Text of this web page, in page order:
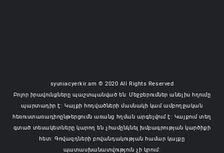
syuniacyerkir.am © 2020 All Rights Reserved
Բոլոր իրավունքները պաշտպանված են: Մեջբերումներ անելիս հղումը
պարտադիր է: Կայքի հոդվածների մասնակի կամ ամբողջական
հեռուստառադիոընթերցումն առանց հղման արգելվում է: Կայքում տեղ
գտած տեսակետները կարող են չհամընկնել խմբագրության կարծիքի
հետ: Գովազդների բովանդակության համար կայքը
պատասխանատվություն չի կրում: